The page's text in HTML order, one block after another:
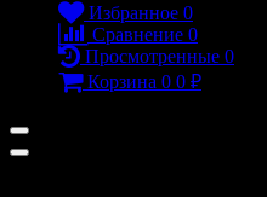
Избранное 0
Сравнение 0
Просмотренные 0
Корзина 0 0 ₽